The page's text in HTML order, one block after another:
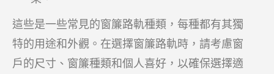
這些是一些常見的窗簾路軌種類，每種都有其獨
特的用途和外觀。在選擇窗簾路軌時，請考慮窗
戶的尺寸、窗簾種類和個人喜好，以確保選擇適